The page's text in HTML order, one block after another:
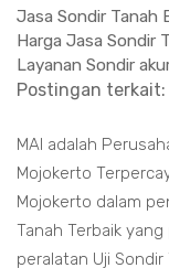
Jasa Sondir Tanah
Harga Jasa Sondir
Layanan Sondir
Postingan terkait:
MAI adalah
Mojokerto
Mojokerto dalam
Tanah Terbaik
peralatan Uji